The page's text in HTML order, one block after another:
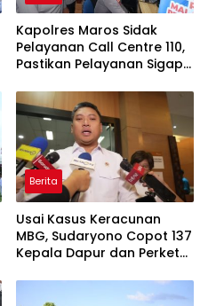
Kapolres Maros Sidak
Pelayanan Call Centre 110,
Pastikan Pelayanan Sigap
Berita
Usai Kasus Keracunan
MBG, Sudaryono Copot 137
Kepala Dapur dan Perketat